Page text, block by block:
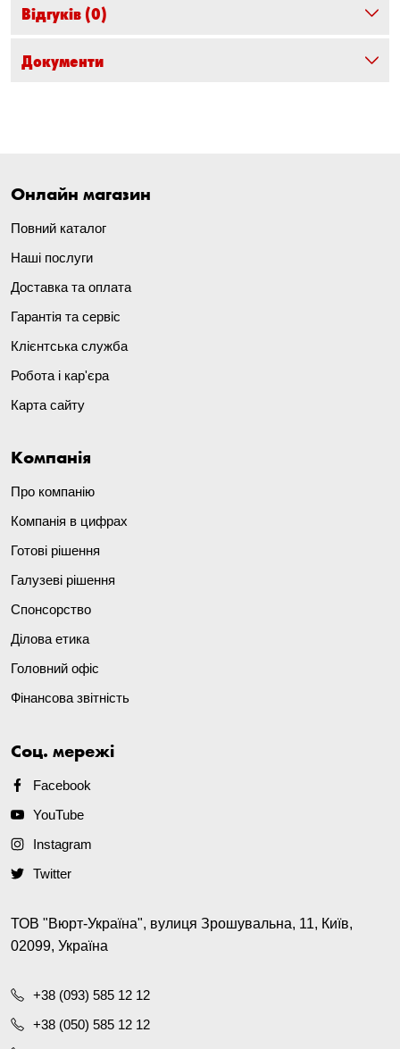
Відгуків (0)
Документи
Онлайн магазин
Повний каталог
Наші послуги
Доставка та оплата
Гарантія та сервіс
Клієнтська служба
Робота і кар'єра
Карта сайту
Компанія
Про компанію
Компанія в цифрах
Готові рішення
Галузеві рішення
Спонсорство
Ділова етика
Головний офіс
Фінансова звітність
Соц. мережі
Facebook
YouTube
Instagram
Twitter
ТОВ "Вюрт-Україна", вулиця Зрошувальна, 11, Київ,
02099, Україна
+38 (093) 585 12 12
+38 (050) 585 12 12